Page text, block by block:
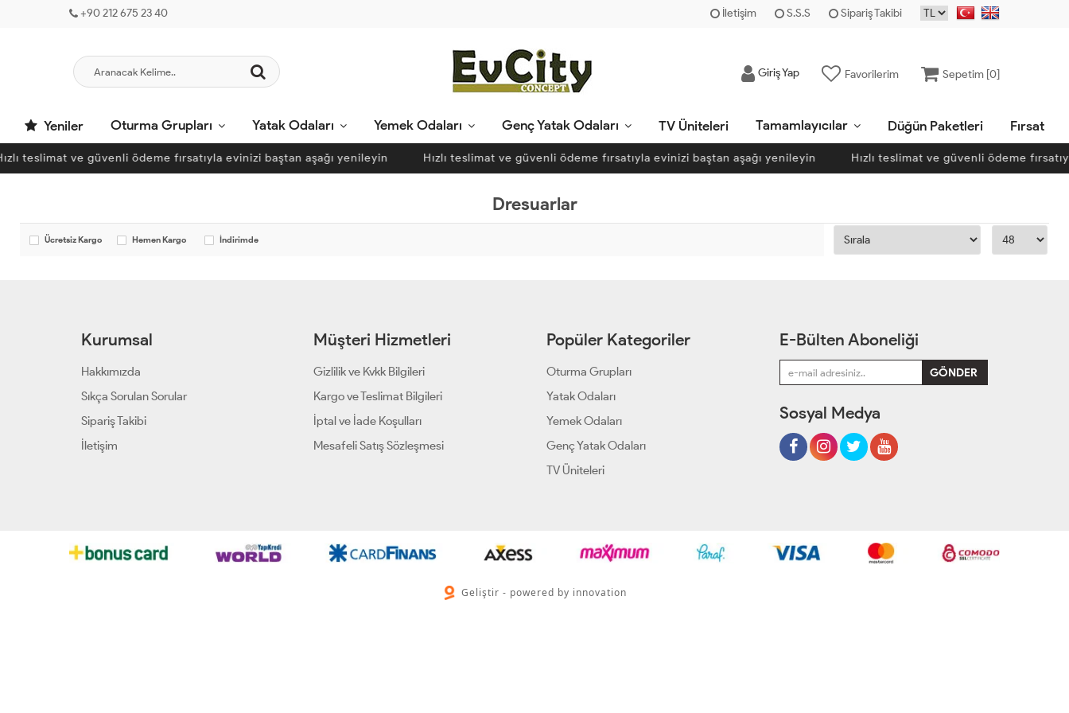
+90 212 675 23 40 İletişim S.S.S Sipariş Takibi
Giriş Yap Favorilerim Sepetim [0]
Yeniler Oturma Grupları Yatak Odaları Yemek Odaları Genç Yatak Odaları TV Üniteleri Tamamlayıcılar Düğün Paketleri Fırsat
teslimat ve güvenli ödeme fırsatıyla evinizi baştan aşağı yenileyin Hızlı teslimat ve güvenli ödeme fırsatıyla evinizi baştan aşağı yenileyin Hızlı teslimat ve güvenli ödeme
Dresuarlar
Ücretsiz Kargo Hemen Kargo İndirimde
Kurumsal
Hakkımızda
Sıkça Sorulan Sorular
Sipariş Takibi
İletişim
Müşteri Hizmetleri
Gizlilik ve Kvkk Bilgileri
Kargo ve Teslimat Bilgileri
İptal ve İade Koşulları
Mesafeli Satış Sözleşmesi
Popüler Kategoriler
Oturma Grupları
Yatak Odaları
Yemek Odaları
Genç Yatak Odaları
TV Üniteleri
E-Bülten Aboneliği
Sosyal Medya
Geliştir - powered by innovation